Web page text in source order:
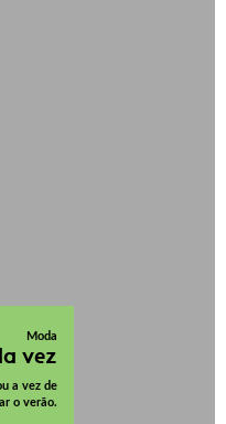
Moda
vez
a vez de
o verão.